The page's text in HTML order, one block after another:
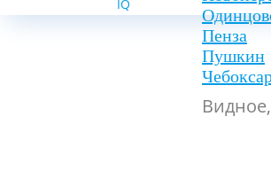
Пенза
Пушкин